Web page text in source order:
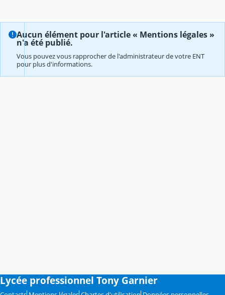
Aucun élément pour l'article « Mentions légales »
n'a été publié.
Vous pouvez vous rapprocher de l'administrateur de votre ENT
pour plus d'informations.
Lycée professionnel Tony Garnier